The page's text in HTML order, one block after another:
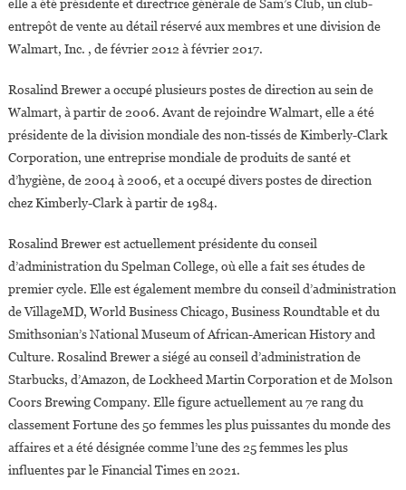
elle a été présidente et directrice générale de Sam’s Club, un club-
entrepôt de vente au détail réservé aux membres et une division de
Walmart, Inc. , de février 2012 à février 2017.
Rosalind Brewer a occupé plusieurs postes de direction au sein de
Walmart, à partir de 2006. Avant de rejoindre Walmart, elle a été
présidente de la division mondiale des non-tissés de Kimberly-Clark
Corporation, une entreprise mondiale de produits de santé et
d’hygiène, de 2004 à 2006, et a occupé divers postes de direction
chez Kimberly-Clark à partir de 1984.
Rosalind Brewer est actuellement présidente du conseil
d’administration du Spelman College, où elle a fait ses études de
premier cycle. Elle est également membre du conseil d’administration
de VillageMD, World Business Chicago, Business Roundtable et du
Smithsonian’s National Museum of African-American History and
Culture. Rosalind Brewer a siégé au conseil d’administration de
Starbucks, d’Amazon, de Lockheed Martin Corporation et de Molson
Coors Brewing Company. Elle figure actuellement au 7e rang du
classement Fortune des 50 femmes les plus puissantes du monde des
affaires et a été désignée comme l’une des 25 femmes les plus
influentes par le Financial Times en 2021.